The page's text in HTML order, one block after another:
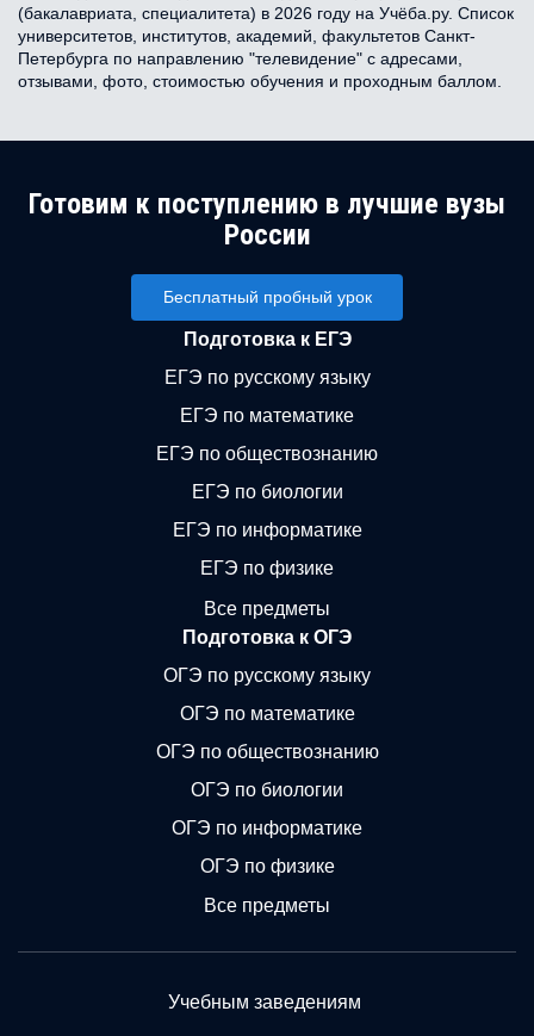
(бакалавриата, специалитета) в 2026 году на Учёба.ру. Список
университетов, институтов, академий, факультетов Санкт-
Петербурга по направлению "телевидение" с адресами,
отзывами, фото, стоимостью обучения и проходным баллом.
Готовим к поступлению в лучшие вузы
России
Бесплатный пробный урок
Подготовка к ЕГЭ
ЕГЭ по русскому языку
ЕГЭ по математике
ЕГЭ по обществознанию
ЕГЭ по биологии
ЕГЭ по информатике
ЕГЭ по физике
Все предметы
Подготовка к ОГЭ
ОГЭ по русскому языку
ОГЭ по математике
ОГЭ по обществознанию
ОГЭ по биологии
ОГЭ по информатике
ОГЭ по физике
Все предметы
Учебным заведениям